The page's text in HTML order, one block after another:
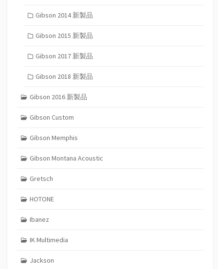
Gibson 2014 新製品
Gibson 2015 新製品
Gibson 2017 新製品
Gibson 2018 新製品
Gibson 2016 新製品
Gibson Custom
Gibson Memphis
Gibson Montana Acoustic
Gretsch
HOTONE
Ibanez
IK Multimedia
Jackson